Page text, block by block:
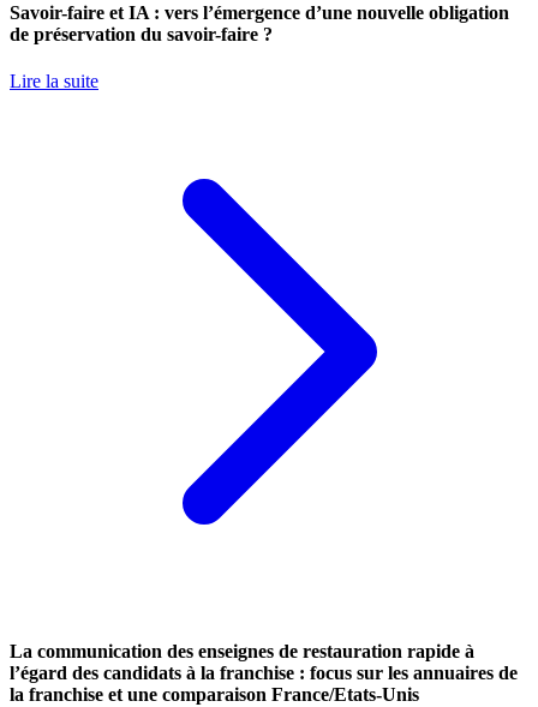
Savoir-faire et IA : vers l’émergence d’une nouvelle obligation
de préservation du savoir-faire ?
Lire la suite
La communication des enseignes de restauration rapide à
l’égard des candidats à la franchise : focus sur les annuaires de
la franchise et une comparaison France/Etats-Unis